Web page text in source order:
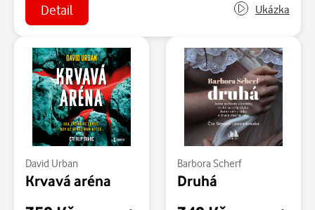
Detail Ukázka
David Urban
Krvavá aréna
Barbora Scherf
Druhá